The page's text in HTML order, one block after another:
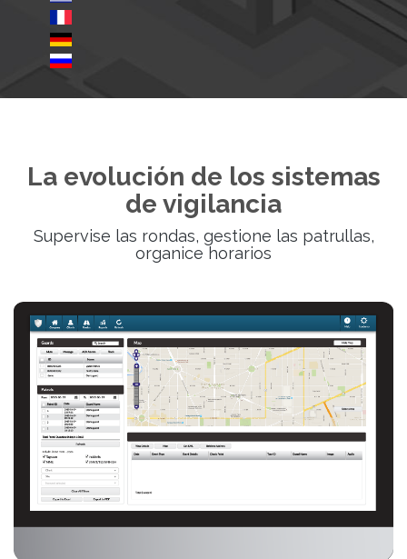
La evolución de los sistemas
de vigilancia
Supervise las rondas, gestione las patrullas,
organice horarios